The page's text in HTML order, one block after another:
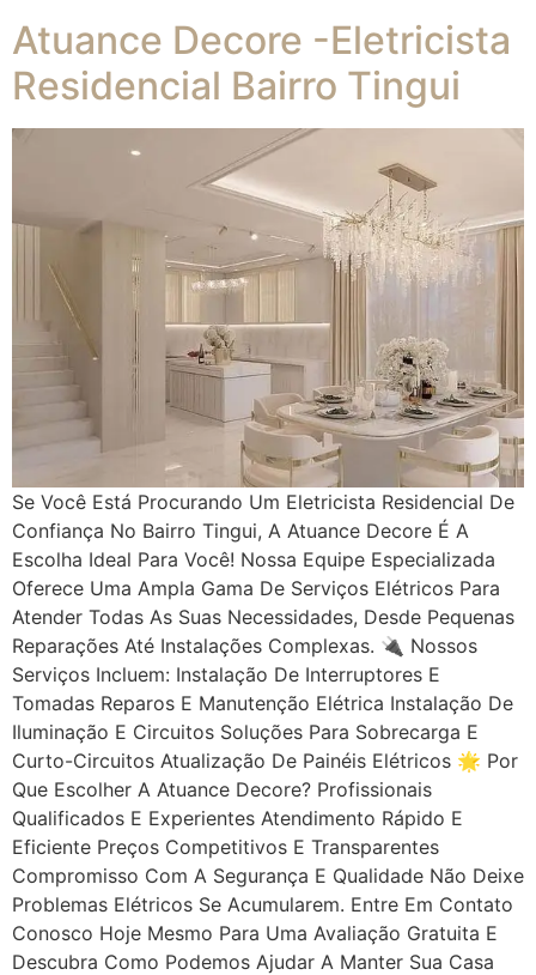
Atuance Decore -Eletricista
Residencial Bairro Tingui
Se Você Está Procurando Um Eletricista Residencial De
Confiança No Bairro Tingui, A Atuance Decore É A
Escolha Ideal Para Você! Nossa Equipe Especializada
Oferece Uma Ampla Gama De Serviços Elétricos Para
Atender Todas As Suas Necessidades, Desde Pequenas
Reparações Até Instalações Complexas. 🔌 Nossos
Serviços Incluem: Instalação De Interruptores E
Tomadas Reparos E Manutenção Elétrica Instalação De
Iluminação E Circuitos Soluções Para Sobrecarga E
Curto-Circuitos Atualização De Painéis Elétricos 🌟 Por
Que Escolher A Atuance Decore? Profissionais
Qualificados E Experientes Atendimento Rápido E
Eficiente Preços Competitivos E Transparentes
Compromisso Com A Segurança E Qualidade Não Deixe
Problemas Elétricos Se Acumularem. Entre Em Contato
Conosco Hoje Mesmo Para Uma Avaliação Gratuita E
Descubra Como Podemos Ajudar A Manter Sua Casa